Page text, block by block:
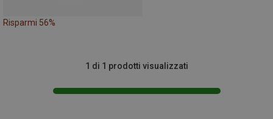
Risparmi 56%
1 di 1 prodotti visualizzati